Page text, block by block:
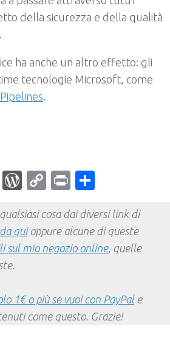
della sicurezza e della qualità
ha anche un altro effetto: gli
tecnologie Microsoft, come
.
Telegram
WordPress
CopyPrint
cosa dai diversi link di
quioppure alcune di queste
sul mio negozio online, quelle
1€ o più se vuoi con PayPale
come questo. Grazie!